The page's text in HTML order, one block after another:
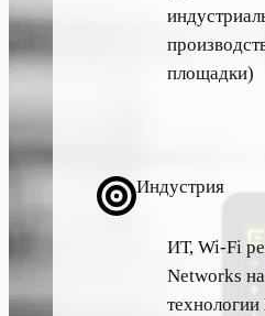
площадки)
Индустрия
ИТ, Wi-Fi
Networks